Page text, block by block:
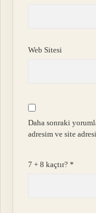
Web Sitesi
Daha sonraki
adresim ve site
7 + 8 kaçtır?*